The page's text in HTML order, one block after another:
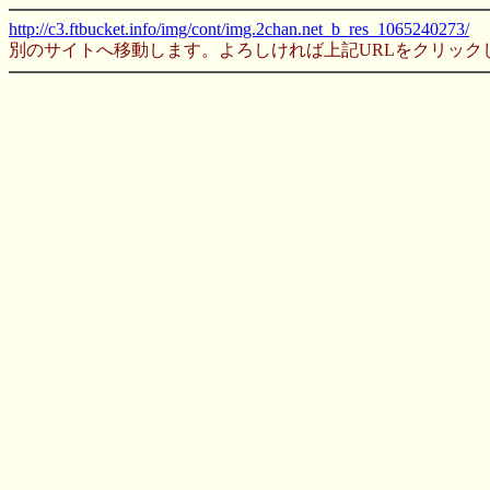
http://c3.ftbucket.info/img/cont/img.2chan.net_b_res_1065240273/
別のサイトへ移動します。よろしければ上記URLをクリック